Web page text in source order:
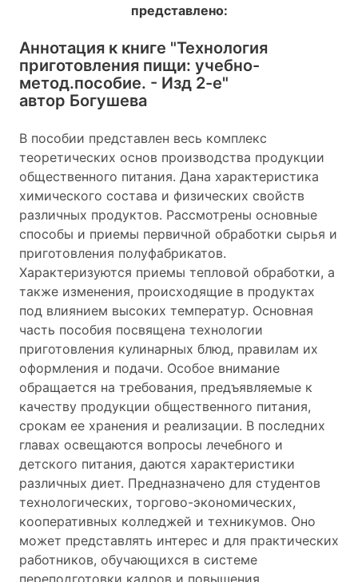
представлено:
Аннотация к книге "Технология
приготовления пищи: учебно-
метод.пособие. - Изд 2-е"
автор Богушева
В пособии представлен весь комплекс
теоретических основ производства продукции
общественного питания. Дана характеристика
химического состава и физических свойств
различных продуктов. Рассмотрены основные
способы и приемы первичной обработки сырья и
приготовления полуфабрикатов.
Характеризуются приемы тепловой обработки, а
также изменения, происходящие в продуктах
под влиянием высоких температур. Основная
часть пособия посвящена технологии
приготовления кулинарных блюд, правилам их
оформления и подачи. Особое внимание
обращается на требования, предъявляемые к
качеству продукции общественного питания,
срокам ее хранения и реализации. В последних
главах освещаются вопросы лечебного и
детского питания, даются характеристики
различных диет. Предназначено для студентов
технологических, торгово-экономических,
кооперативных колледжей и техникумов. Оно
может представлять интерес и для практических
работников, обучающихся в системе
переподготовки кадров и повышения